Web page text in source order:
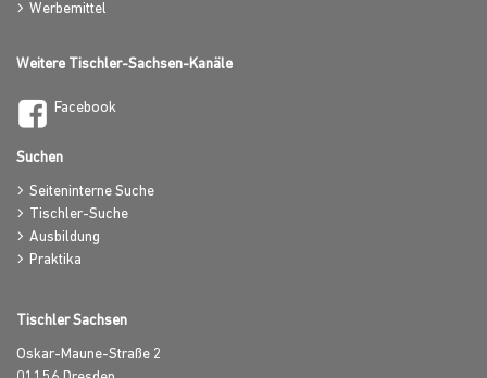
Werbemittel
Weitere Tischler-Sachsen-Kanäle
Facebook
Suchen
Seiteninterne Suche
Tischler-Suche
Ausbildung
Praktika
Tischler Sachsen
Oskar-Maune-Straße 2